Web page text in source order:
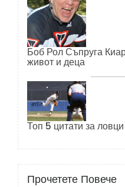
Боб Рол Съпруга
живот и деца
Топ 5 цитати за
Прочетете Повече